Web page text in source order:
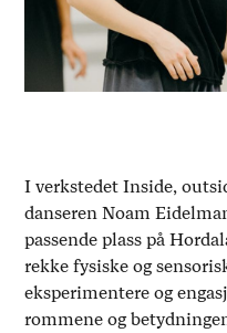
I verkstedet Inside,
danseren Noam
passende plass på
rekke fysiske og
eksperimentere og
rommene og